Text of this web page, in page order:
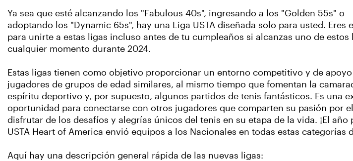
Ya sea que esté alcanzando los "Fabulous 40s", ingresando a los "Golden 55s" o
adoptando los "Dynamic 65s", hay una Liga USTA diseñada solo para usted. Eres
para unirte a estas ligas incluso antes de tu cumpleaños si alcanzas uno de estos
cualquier momento durante 2024.
Estas ligas tienen como objetivo proporcionar un entorno competitivo y de
jugadores de grupos de edad similares, al mismo tiempo que fomentan la
espíritu deportivo y, por supuesto, algunos partidos de tenis fantásticos. Es una
oportunidad para conectarse con otros jugadores que comparten su pasión por
disfrutar de los desafíos y alegrías únicos del tenis en su etapa de la vida. ¡El año
USTA Heart of America envió equipos a los Nacionales en todas estas categorías
Aquí hay una descripción general rápida de las nuevas ligas: